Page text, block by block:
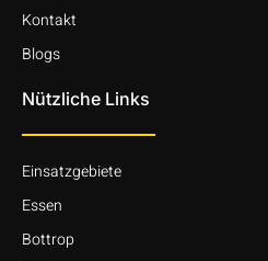
Kontakt
Blogs
Nützliche Links
Einsatzgebiete
Essen
Bottrop